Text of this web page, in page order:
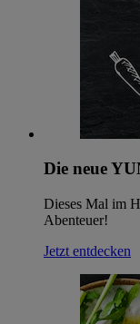
Die neue
Dieses Mal im
Abenteuer!
Jetzt entdecken